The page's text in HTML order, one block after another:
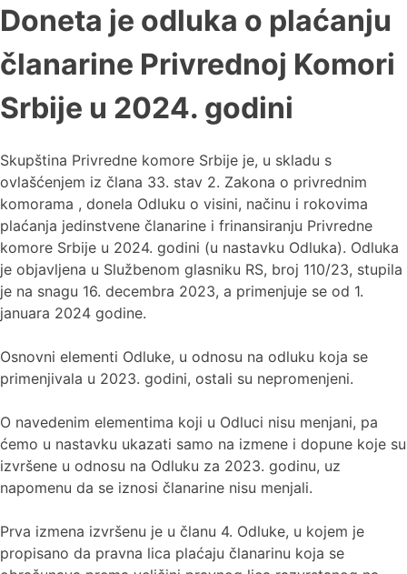
Doneta je odluka o plaćanju
članarine Privrednoj Komori
Srbije u 2024. godini
Skupština Privredne komore Srbije je, u skladu s
ovlašćenjem iz člana 33. stav 2. Zakona o privrednim
komorama , donela Odluku o visini, načinu i rokovima
plaćanja jedinstvene članarine i frinansiranju Privredne
komore Srbije u 2024. godini (u nastavku Odluka). Odluka
je objavljena u Službenom glasniku RS, broj 110/23, stupila
je na snagu 16. decembra 2023, a primenjuje se od 1.
januara 2024 godine.
Osnovni elementi Odluke, u odnosu na odluku koja se
primenjivala u 2023. godini, ostali su nepromenjeni.
O navedenim elementima koji u Odluci nisu menjani, pa
ćemo u nastavku ukazati samo na izmene i dopune koje su
izvršene u odnosu na Odluku zа 2023. godinu, uz
napomenu da se iznosi članarine nisu menjali.
Prva izmena izvršenu je u članu 4. Odluke, u kojem je
propisano da pravna lica plaćaju članarinu koja se